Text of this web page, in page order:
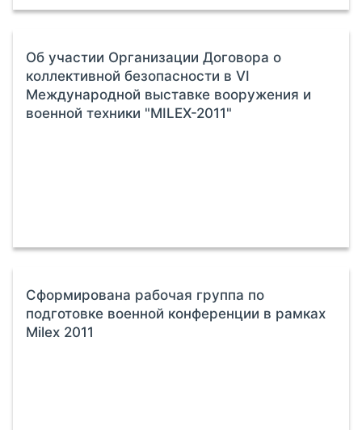
Об участии Организации Договора о
коллективной безопасности в VI
Международной выставке вооружения и
военной техники "MILEX-2011"
Сформирована рабочая группа по
подготовке военной конференции в рамках
Milex 2011